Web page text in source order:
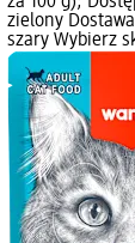
zielony
szary Wybierz